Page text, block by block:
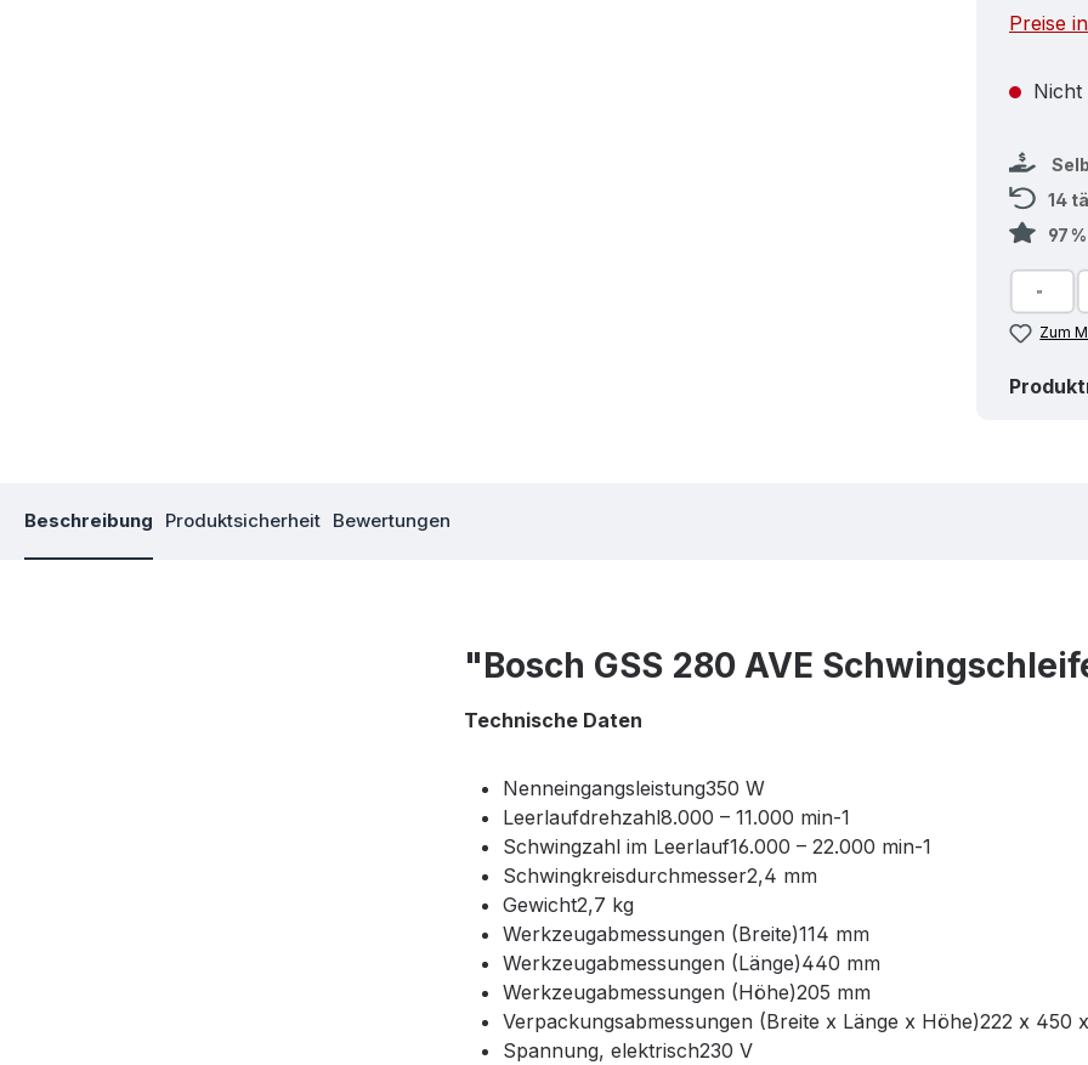
Preise
14
97
Zum
Beschreibung Produktsicherheit Bewertungen
"Bosch GSS 280 AVE
Technische Daten
Nenneingangsleistung350 W
Leerlaufdrehzahl8.000 – 11.000 min-1
Schwingzahl im Leerlauf16.000 – 22.000 min-1
Schwingkreisdurchmesser2,4 mm
Gewicht2,7 kg
Werkzeugabmessungen (Breite)114 mm
Werkzeugabmessungen (Länge)440 mm
Werkzeugabmessungen (Höhe)205 mm
Verpackungsabmessungen (Breite x Länge x Höhe)222 x 450
Spannung, elektrisch230 V